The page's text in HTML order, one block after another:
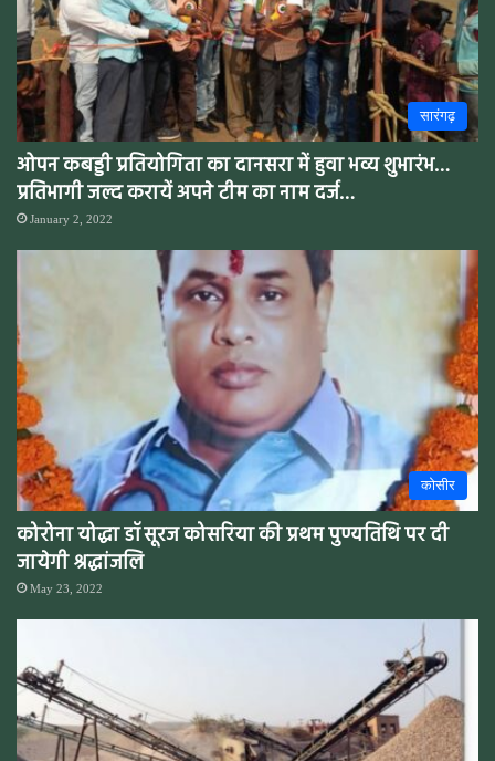
सारंगढ़
ओपन कबड्डी प्रतियोगिता का दानसरा में हुवा भव्य शुभारंभ…
प्रतिभागी जल्द करायें अपने टीम का नाम दर्ज…
January 2, 2022
कोसीर
कोरोना योद्धा डॉ सूरज कोसरिया की प्रथम पुण्यतिथि पर दी
जायेगी श्रद्धांजलि
May 23, 2022